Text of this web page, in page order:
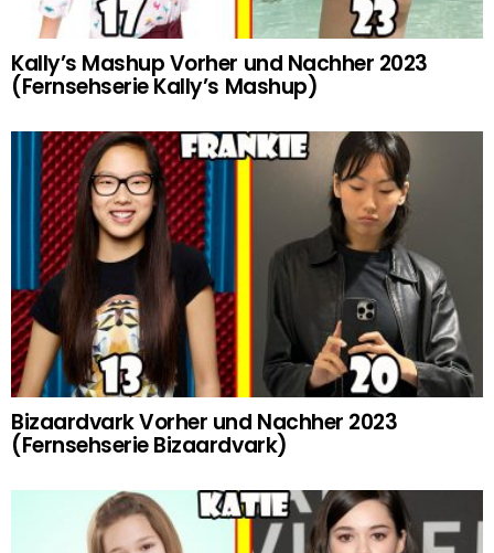
Kally’s Mashup Vorher und Nachher 2023
(Fernsehserie Kally’s Mashup)
Bizaardvark Vorher und Nachher 2023
(Fernsehserie Bizaardvark)